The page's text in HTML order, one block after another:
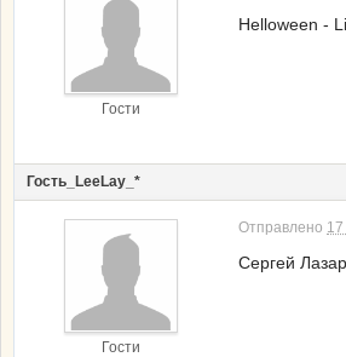
Гости
Helloween -
Гость_LeeLay_*
Гости
Отправлено
Сергей